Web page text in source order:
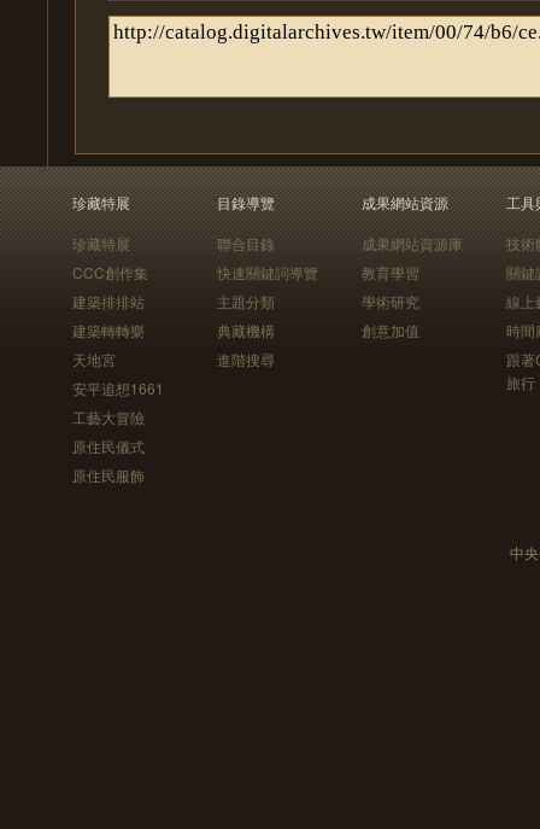
珍藏特展
珍藏特展
CCC創作集
建築排排站
建築轉轉樂
天地宮
安平追想1661
工藝大冒險
原住民儀式
原住民服飾
目錄導覽
聯合目錄
快速關鍵詞導覽
主題分類
典藏機構
進階搜尋
成果網站資源
成果網站資源庫
教育學習
學術研究
創意加值
工具
技術
關鍵
線上
時間
跟
旅行
中